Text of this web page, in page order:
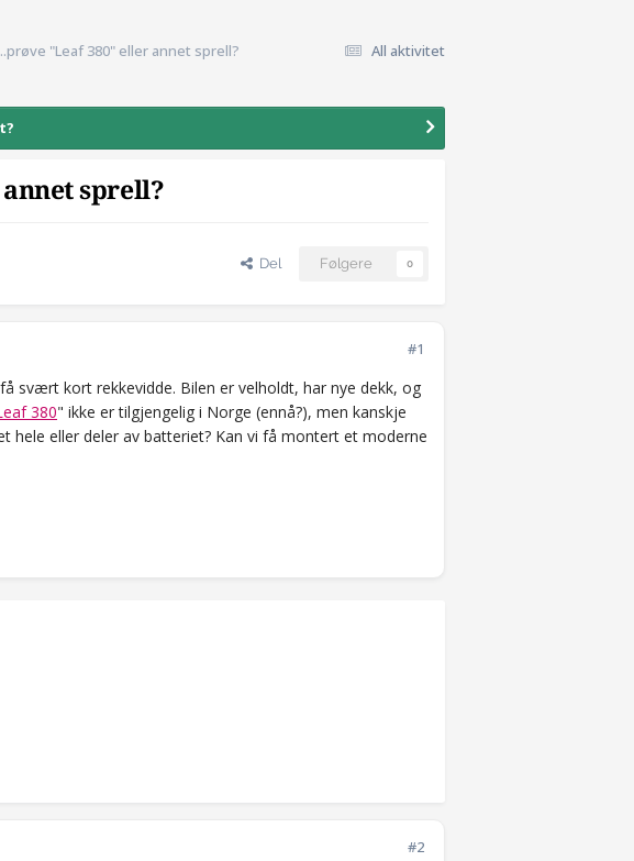
All aktivitet
"Leaf 380" eller annet sprell?
sprell?
Del Følgere 0
#1
svært kort rekkevidde. Bilen er velholdt, har nye dekk, og
380" ikke er tilgjengelig i Norge (ennå?), men kanskje
hele eller deler av batteriet? Kan vi få montert et moderne
#2